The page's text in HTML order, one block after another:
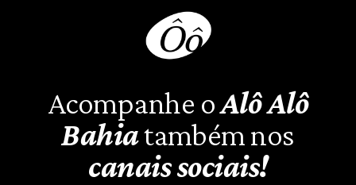
Acompanhe oAlô Alô
Bahiatambém nos
canais sociais!